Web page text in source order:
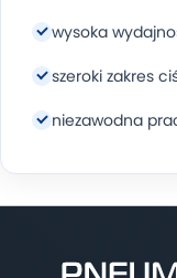
wysoka
szeroki zakres
niezawodna